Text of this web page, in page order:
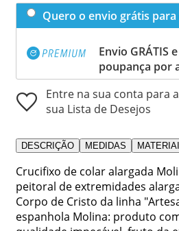
Quero o envio grátis
Envio GRÁTIS
poupança por
Entre na sua conta para
sua Lista de Desejos
DESCRIÇÃO MEDIDAS
Crucifixo de colar alargada
peitoral de extremidades
Corpo de Cristo da linha
espanhola Molina: produto